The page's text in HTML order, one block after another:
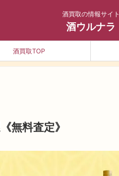
酒買取の情報サイト
酒ウルナラ
酒買取TOP
無料査定》